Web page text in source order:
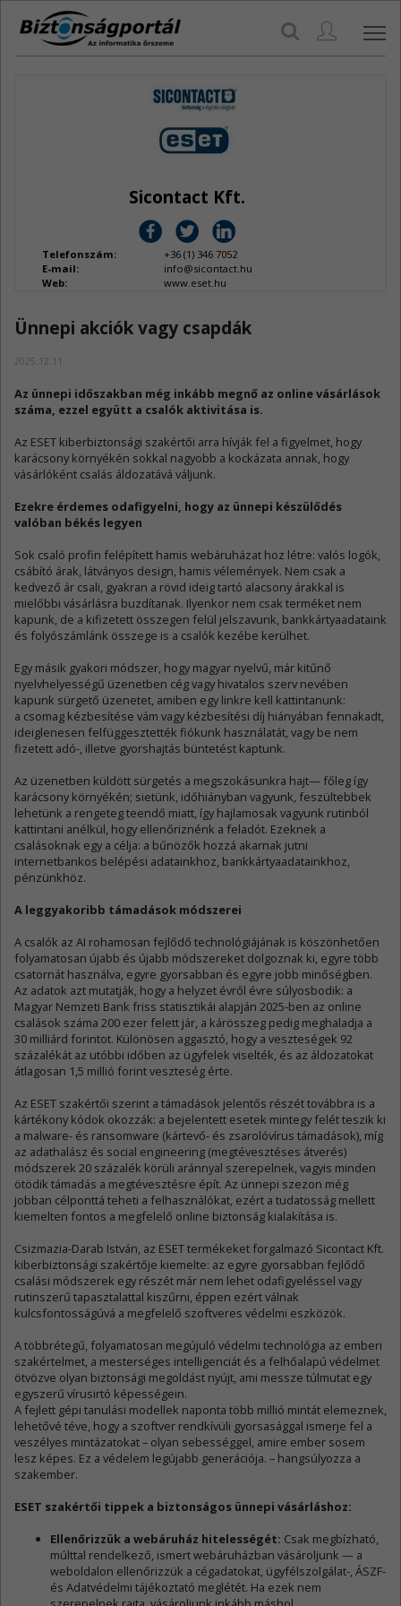
Sicontact Kft.
Telefonszám:
+36 (1) 346 7052
E-mail:
info@sicontact.hu
Web:
www.eset.hu
Ünnepi akciók vagy csapdák
2025.12.11.
Az ünnepi időszakban még inkább megnő az online vásárlások
száma, ezzel együtt a csalók aktivitása is.
Az ESET kiberbiztonsági szakértői arra hívják fel a figyelmet, hogy
karácsony környékén sokkal nagyobb a kockázata annak, hogy
vásárlóként csalás áldozatává váljunk.
Ezekre érdemes odafigyelni, hogy az ünnepi készülődés
valóban békés legyen
Sok csaló profin felépített hamis webáruházat hoz létre: valós logók,
csábító árak, látványos desig­n, hamis vélemények. Nem csak a
kedvező ár csali, gyakran a rövid ideig tartó alacsony árakkal is
mielőbbi vásárlásra buzdítanak. Ilyenkor nem csak terméket nem
kapunk, de a kifizetett összegen felül jelszavunk, bankkártyaadataink
és folyószámlánk összege is a csalók kezébe kerülhet.
Egy másik gyakori módszer, hogy magyar nyelvű, már kitűnő
nyelvhelyességű üzenetben cég vagy hivatalos szerv nevében
kapunk sürgető üzenetet, amiben egy linkre kell kattintanunk:
a csomag kézbesítése vám vagy kézbesítési díj hiányában fennakadt,
ideiglenesen felfüggesztették fiókunk használatát, vagy be nem
fizetett adó-, illetve gyorshajtás büntetést kaptunk.
Az üzenetben küldött sürgetés a megszokásunkra hajt— főleg így
karácsony környékén; sietünk, időhiányban vagyunk, feszültebbek
lehetünk a rengeteg teendő miatt, így hajlamosak vagyunk rutinból
kattintani anélkül, hogy ellenőriznénk a feladót. Ezeknek a
csalásoknak egy a célja: a bűnözők hozzá akarnak jutni
internetbankos belépési adatainkhoz, bankkártyaadatainkhoz,
pénzünkhöz.
A leggyakoribb támadások módszerei
A csalók az AI rohamosan fejlődő technológiájának is köszönhetően
folyamatosan újabb és újabb módszereket dolgoznak ki, egyre több
csatornát használva, egyre gyorsabban és egyre jobb minőségben.
Az adatok azt mutatják, hogy a helyzet évről évre súlyosbodik: a
Magyar Nemzeti Bank friss statisztikái alapján 2025-ben az online
csalások száma 200 ezer felett jár, a kárösszeg pedig meghaladja a
30 milliárd forintot. Különösen aggasztó, hogy a veszteségek 92
százalékát az utóbbi időben az ügyfelek viselték, és az áldozatokat
átlagosan 1,5 millió forint veszteség érte.
Az ESET szakértői szerint a támadások jelentős részét továbbra is a
kártékony kódok okozzák: a bejelentett esetek mintegy felét teszik ki
a malware- és ransomware (kártevő- és zsarolóvírus támadások), míg
az adathalász és social engineering (megtévesztéses átverés)
módszerek 20 százalék körüli aránnyal szerepelnek, vagyis minden
ötödik támadás a megtévesztésre épít. Az ünnepi szezon még
jobban célponttá teheti a felhasználókat, ezért a tudatosság mellett
kiemelten fontos a megfelelő online biztonság kialakítása is.
Csizmazia-Darab István, az ESET termékeket forgalmazó Sicontact Kft.
kiberbiztonsági szakértője kiemelte: az egyre gyorsabban fejlődő
csalási módszerek egy részét már nem lehet odafigyeléssel vagy
rutinszerű tapasztalattal kiszűrni, éppen ezért válnak
kulcsfontosságúvá a megfelelő szoftveres védelmi eszközök.
A többrétegű, folyamatosan megújuló védelmi technológia az emberi
szakértelmet, a mesterséges intelligenciát és a felhőalapú védelmet
ötvözve olyan biztonsági megoldást nyújt, ami messze túlmutat egy
egyszerű vírusirtó képességein.
A fejlett gépi tanulási modellek naponta több millió mintát elemeznek,
lehetővé téve, hogy a szoftver rendkívüli gyorsasággal ismerje fel a
veszélyes mintázatokat – olyan sebességgel, amire ember sosem
lesz képes. Ez a védelem legújabb generációja. – hangsúlyozza a
szakember.
ESET szakértői tippek a biztonságos ünnepi vásárláshoz:
Ellenőrizzük a webáruház hitelességét: Csak megbízható,
múlttal rendelkező, ismert webáruházban vásároljunk — a
weboldalon ellenőrizzük a cégadatokat, ügyfélszolgálat-, ÁSZF-
és Adatvédelmi tájékoztató meglétét. Ha ezek nem